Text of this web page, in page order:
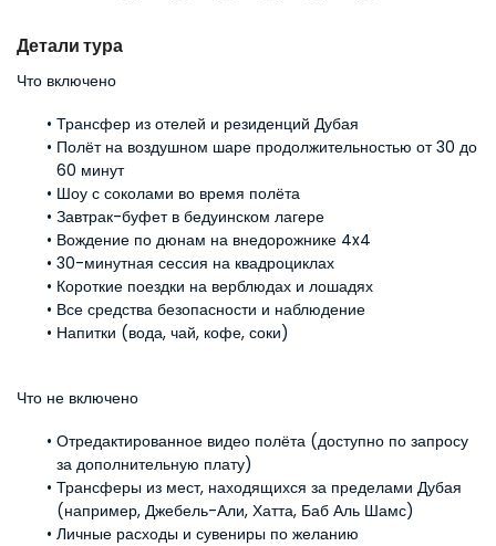
Детали тура
Что включено
Трансфер из отелей и резиденций Дубая
Полёт на воздушном шаре продолжительностью от 30 до
60 минут
Шоу с соколами во время полёта
Завтрак-буфет в бедуинском лагере
Вождение по дюнам на внедорожнике 4x4
30-минутная сессия на квадроциклах
Короткие поездки на верблюдах и лошадях
Все средства безопасности и наблюдение
Напитки (вода, чай, кофе, соки)
Что не включено
Отредактированное видео полёта (доступно по запросу
за дополнительную плату)
Трансферы из мест, находящихся за пределами Дубая
(например, Джебель-Али, Хатта, Баб Аль Шамс)
Личные расходы и сувениры по желанию